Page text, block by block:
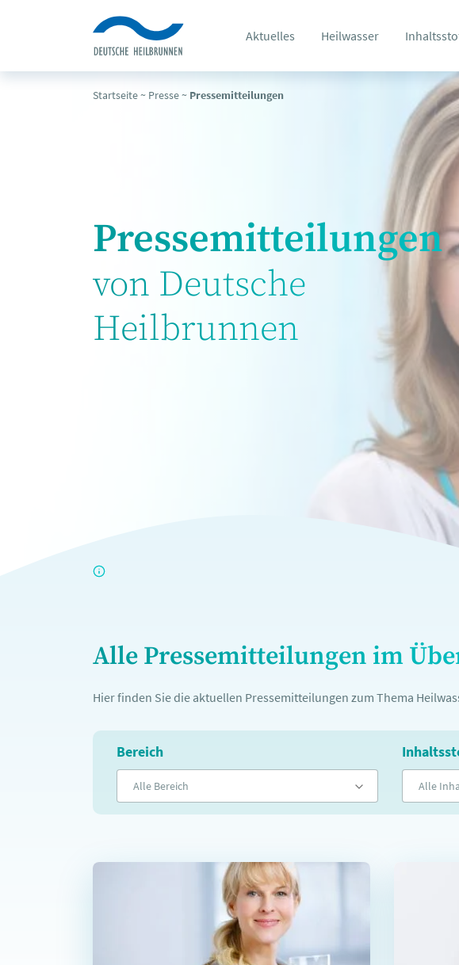
Aktuelles Heilwasser
Startseite~ Presse~ Pressemitteilungen
Pressemitteilungen
von Deutsche
Heilbrunnen
Alle Pressemitteilungen im
Hier finden Sie die aktuellen Pressemitteilungen zum Thema
Bereich
Alle Bereich Alle